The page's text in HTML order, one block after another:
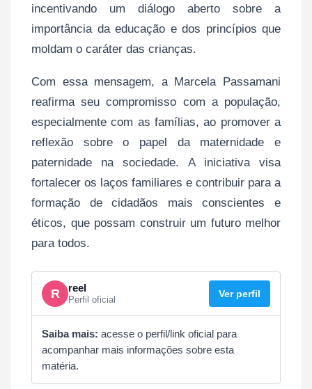
incentivando um diálogo aberto sobre a
importância da educação e dos princípios que
moldam o caráter das crianças.
Com essa mensagem, a Marcela Passamani
reafirma seu compromisso com a população,
especialmente com as famílias, ao promover a
reflexão sobre o papel da maternidade e
paternidade na sociedade. A iniciativa visa
fortalecer os laços familiares e contribuir para a
formação de cidadãos mais conscientes e
éticos, que possam construir um futuro melhor
para todos.
R reel
Perfil oficial
Ver perfil
Saiba mais: acesse o perfil/link oficial para
acompanhar mais informações sobre esta
matéria.